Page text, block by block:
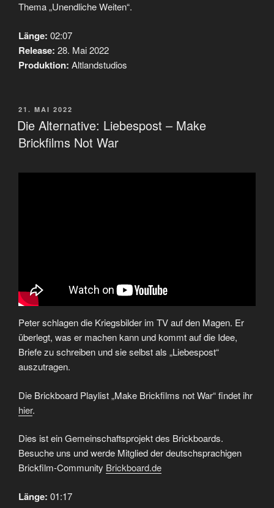
Thema „Unendliche Weiten“.
Länge: 02:07
Release: 28. Mai 2022
Produktion: Altlandstudios
VERÖFFENTLICHT
AM
21. MAI 2022
Die Alternative: Liebespost – Make
Brickfilms Not War
Peter schlagen die Kriegsbilder im TV auf den Magen. Er
überlegt, was er machen kann und kommt auf die Idee,
Briefe zu schreiben und sie selbst als „Liebespost“
auszutragen.
Die Brickboard Playlist „Make Brickfilms not War“ findet ihr
hier.
Dies ist ein Gemeinschaftsprojekt des Brickboards.
Besuche uns und werde Mitglied der deutschsprachigen
Brickfilm-Community Brickboard.de
Länge: 01:17